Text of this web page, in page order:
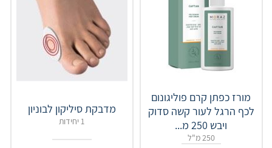
מורז כפתן קרם פוליגונום
לכף הרגל לעור קשה סדוק
ויבש 250 מ...
250 מ"ל
מדבקת סיליקון לבוניון
1 יחידות